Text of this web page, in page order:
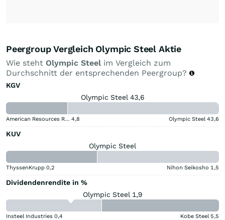
Peergroup Vergleich Olympic Steel Aktie
Wie steht Olympic Steel im Vergleich zum
Durchschnitt der entsprechenden Peergroup?
KGV
Olympic Steel 43,6
American Resources Registered (A) 4,8 Olympic Steel 43,6
KUV
Olympic Steel
ThyssenKrupp 0,2 Nihon Seikosho 1,5
Dividendenrendite in %
Olympic Steel 1,9
Insteel Industries 0,4 Kobe Steel 5,5